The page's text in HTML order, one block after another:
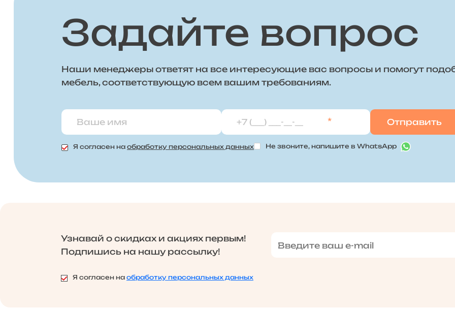
Задайте вопрос
Наши менеджеры ответят на все интересующие вас вопросы и помогут
мебель, соответствующую всем вашим требованиям.
*
Я согласен на обработку персональных данных Не звоните, напишите в WhatsApp
Узнавай о скидках и акциях первым!
Подпишись на нашу рассылку!
Я согласен на обработку персональных данных